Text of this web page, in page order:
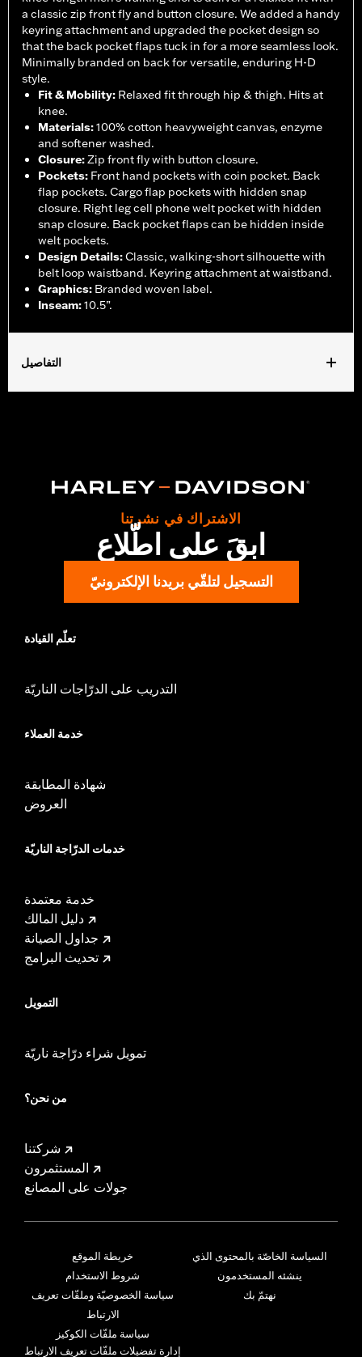
a classic zip front fly and button closure. We added a handy
keyring attachment and upgraded the pocket design so
that the back pocket flaps tuck in for a more seamless look.
Minimally branded on back for versatile, enduring H-D
style.
Fit & Mobility: Relaxed fit through hip & thigh. Hits at
knee.
Materials:100% cotton heavyweight canvas, enzyme
and softener washed.
Closure:Zip front fly with button closure.
Pockets: Front hand pockets with coin pocket. Back
flap pockets. Cargo flap pockets with hidden snap
closure. Right leg cell phone welt pocket with hidden
snap closure. Back pocket flaps can be hidden inside
welt pockets.
Design Details:Classic, walking-short silhouette with
belt loop waistband. Keyring attachment at waistband.
Graphics: Branded woven label.
Inseam:10.5”.
التفاصيل
Imported
الاشتراك في نشرتنا
ابقَ على اطّلاع
التسجيل لتلقّي بريدنا الإلكترونيّ
تعلّم القيادة
التدريب على الدرّاجات الناريّة
خدمة العملاء
شهادة المطابقة
العروض
خدمات الدرّاجة الناريّة
خدمة معتمدة
دليل المالك
جداول الصيانة
تحديث البرامج
التمويل
تمويل شراء درّاجة ناريّة
من نحن؟
شركتنا
المستثمرون
جولات على المصانع
خريطة الموقع
شروط الاستخدام
سياسة الخصوصيّة وملفّات تعريف
الارتباط
سياسة ملفّات الكوكيز
إدارة تفضيلات ملفّات تعريف الارتباط
السياسة الخاصّة بالمحتوى الذي
ينشئه المستخدمون
نهتمّ بك